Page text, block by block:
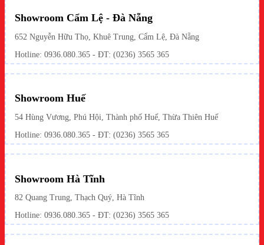
Showroom Cẩm Lệ - Đà Nẵng
652 Nguyễn Hữu Thọ, Khuê Trung, Cẩm Lệ, Đà Nẵng
Hotline: 0936.080.365 - ĐT: (0236) 3565 365
Showroom Huế
54 Hùng Vương, Phú Hội, Thành phố Huế, Thừa Thiên Huế
Hotline: 0936.080.365 - ĐT: (0236) 3565 365
Showroom Hà Tĩnh
82 Quang Trung, Thạch Quý, Hà Tĩnh
Hotline: 0936.080.365 - ĐT: (0236) 3565 365